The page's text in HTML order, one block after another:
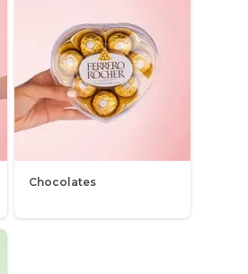
Chocolates